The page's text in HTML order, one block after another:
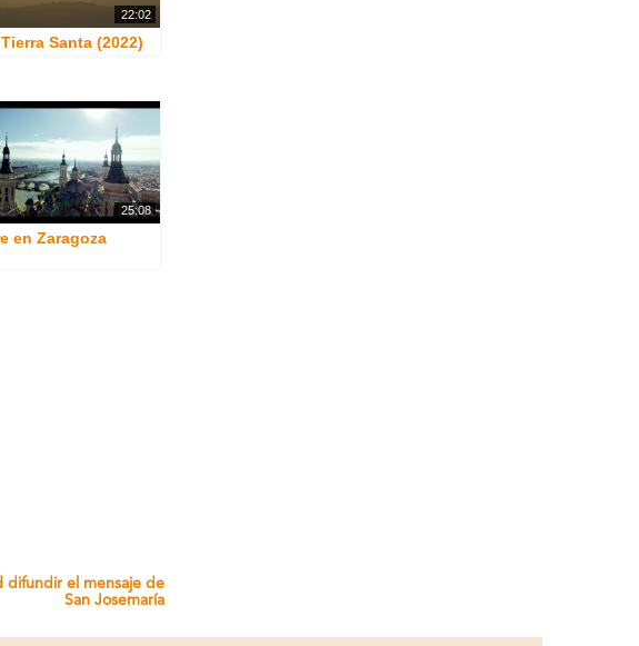
22:02
Santa (2022)
25:08
en Zaragoza
difundir el mensaje de
San Josemaría